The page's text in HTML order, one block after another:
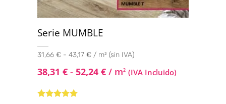
Serie MUMBLE
31,66 € - 43,17 € / m² (sin IVA)
38,31 € - 52,24 € / m2 (IVA Incluido)